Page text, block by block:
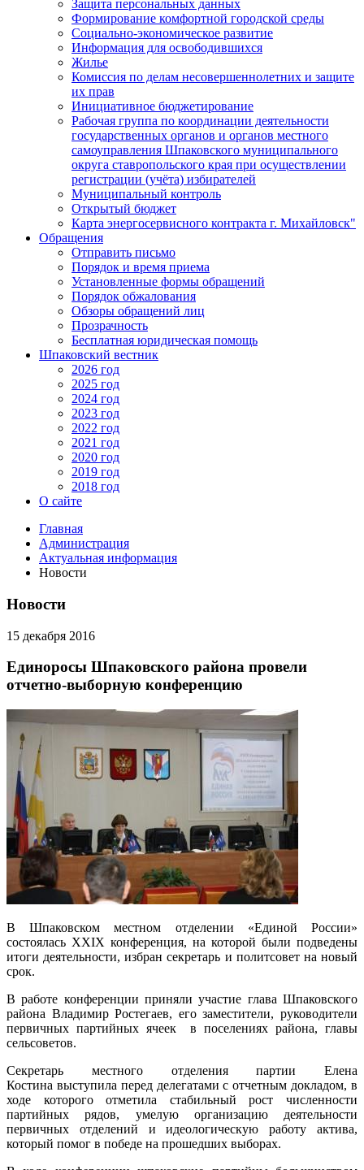
Защита персональных данных
Формирование комфортной городской среды
Социально-экономическое развитие
Информация для освободившихся
Жилье
Комиссия по делам несовершеннолетних и защите
их прав
Инициативное бюджетирование
Рабочая группа по координации деятельности
государственных органов и органов местного
самоуправления Шпаковского муниципального
округа ставропольского края при осуществлении
регистрации (учёта) избирателей
Муниципальный контроль
Открытый бюджет
Карта энергосервисного контракта г. Михайловск"
Обращения
Отправить письмо
Порядок и время приема
Установленные формы обращений
Порядок обжалования
Обзоры обращений лиц
Прозрачность
Бесплатная юридическая помощь
Шпаковский вестник
2026 год
2025 год
2024 год
2023 год
2022 год
2021 год
2020 год
2019 год
2018 год
О сайте
Главная
Администрация
Актуальная информация
Новости
Новости
15 декабря 2016
Единоросы Шпаковского района провели
отчетно-выборную конференцию
В Шпаковском местном отделении «Единой России»
состоялась XXIX конференция, на которой были подведены
итоги деятельности, избран секретарь и политсовет на новый
срок.
В работе конференции приняли участие глава Шпаковского
района Владимир Ростегаев, его заместители, руководители
первичных партийных ячеек в поселениях района, главы
сельсоветов.
Секретарь местного отделения партии Елена
Костина выступила перед делегатами с отчетным докладом, в
ходе которого отметила стабильный рост численности
партийных рядов, умелую организацию деятельности
первичных отделений и идеологическую работу актива,
который помог в победе на прошедших выборах.